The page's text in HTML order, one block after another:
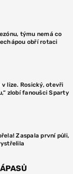
týmu nemá co
obří rotaci
lize. Rosický, otevři
zlobí fanoušci Sparty
Zaspala první půli,